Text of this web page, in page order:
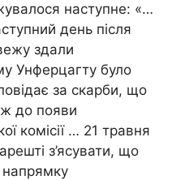
наступне: «…
день після
здали
Унферцагту було
за скарби, що
до появи
комісії … 21 травня
з’ясувати, що
напрямку